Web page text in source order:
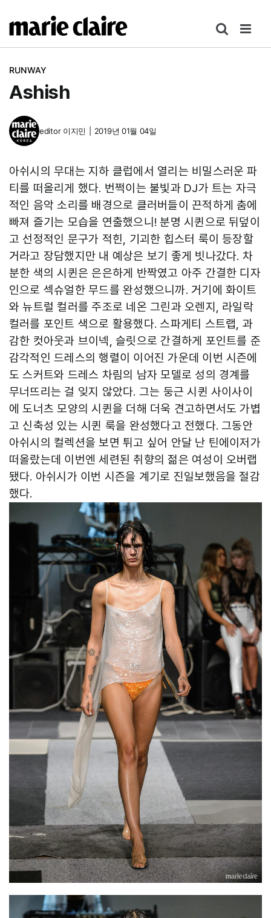
텐
RUNWAY
Ashish
editor 이지민 2019년 01월 04일
아쉬시의 무대는 지하 클럽에서 열리는 비밀스러운 파
티를 떠올리게 했다. 번쩍이는 불빛과 DJ가 트는 자극
적인 음악 소리를 배경으로 클러버들이 끈적하게 춤에
빠져 즐기는 모습을 연출했으니! 분명 시퀸으로 뒤덮이
고 선정적인 문구가 적힌, 기괴한 힙스터 룩이 등장할
거라고 장담했지만 내 예상은 보기 좋게 빗나갔다. 차
분한 색의 시퀸은 은은하게 반짝였고 아주 간결한 디자
인으로 섹슈얼한 무드를 완성했으니까. 거기에 화이트
와 뉴트럴 컬러를 주조로 네온 그린과 오렌지, 라일락
컬러를 포인트 색으로 활용했다. 스파게티 스트랩, 과
감한 컷아웃과 브이넥, 슬릿으로 간결하게 포인트를 준
감각적인 드레스의 행렬이 이어진 가운데 이번 시즌에
도 스커트와 드레스 차림의 남자 모델로 성의 경계를
무너뜨리는 걸 잊지 않았다. 그는 둥근 시퀸 사이사이
에 도너츠 모양의 시퀸을 더해 더욱 견고하면서도 가볍
고 신축성 있는 시퀸 룩을 완성했다고 전했다. 그동안
아쉬시의 컬렉션을 보면 튀고 싶어 안달 난 틴에이저가
떠올랐는데 이번엔 세련된 취향의 젊은 여성이 오버랩
됐다. 아쉬시가 이번 시즌을 계기로 진일보했음을 절감
했다.